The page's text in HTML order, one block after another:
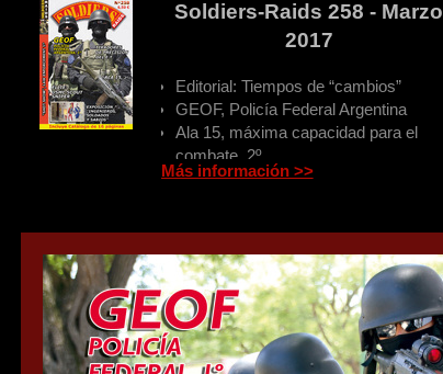
Soldiers-Raids 258 - Marzo
2017
Editorial: Tiempos de “cambios”
GEOF, Policía Federal Argentina
Ala 15, máxima capacidad para el
combate, 2º
Así se forma la élite: Scout Sniper
ANME 2017 Las Vegas
Ingenieros, soldados y sabios
Más información >>